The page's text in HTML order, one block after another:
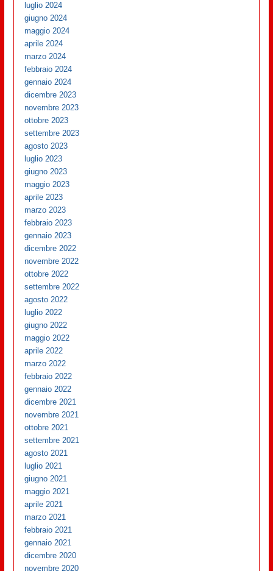
luglio 2024
giugno 2024
maggio 2024
aprile 2024
marzo 2024
febbraio 2024
gennaio 2024
dicembre 2023
novembre 2023
ottobre 2023
settembre 2023
agosto 2023
luglio 2023
giugno 2023
maggio 2023
aprile 2023
marzo 2023
febbraio 2023
gennaio 2023
dicembre 2022
novembre 2022
ottobre 2022
settembre 2022
agosto 2022
luglio 2022
giugno 2022
maggio 2022
aprile 2022
marzo 2022
febbraio 2022
gennaio 2022
dicembre 2021
novembre 2021
ottobre 2021
settembre 2021
agosto 2021
luglio 2021
giugno 2021
maggio 2021
aprile 2021
marzo 2021
febbraio 2021
gennaio 2021
dicembre 2020
novembre 2020